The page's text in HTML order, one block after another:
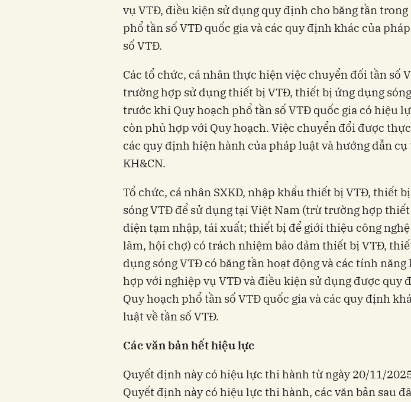
vụ VTĐ, điều kiện sử dụng quy định cho băng tần trong
phổ tần số VTĐ quốc gia và các quy định khác của
số VTĐ.
Các tổ chức, cá nhân thực hiện việc chuyển đối tần số
trường hợp sử dụng thiết bị VTĐ, thiết bị ứng dụng
trước khi Quy hoạch phổ tần số VTĐ quốc gia có hiệu
còn phủ hợp với Quy hoạch. Việc chuyển đổi được
các quy định hiện hành của pháp luật và hướng dẫn cụ
KH&CN.
Tổ chức, cá nhân SXKD, nhập khẩu thiết bị VTĐ, thiết
sóng VTĐ để sử dụng tại Việt Nam (trừ trường hợp
diện tạm nhập, tái xuất; thiết bị để giới thiệu công
lãm, hội chợ) có trách nhiệm bảo đảm thiết bị VTĐ,
dụng sóng VTĐ có băng tần hoạt động và các tính
hợp với nghiệp vụ VTĐ và điều kiện sử dụng được quy
Quy hoạch phổ tần số VTĐ quốc gia và các quy định
luật về tần số VTĐ.
Các văn bản hết hiệu lực
Quyết định này có hiệu lực thi hành từ ngày 20/11/
Quyết định này có hiệu lực thi hành, các văn bản sau